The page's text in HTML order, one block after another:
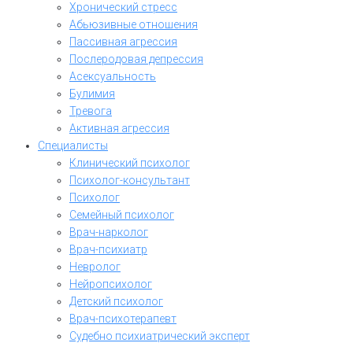
Хронический стресс
Абьюзивные отношения
Пассивная агрессия
Послеродовая депрессия
Асексуальность
Булимия
Тревога
Активная агрессия
Специалисты
Клинический психолог
Психолог-консультант
Психолог
Семейный психолог
Врач-нарколог
Врач-психиатр
Невролог
Нейропсихолог
Детский психолог
Врач-психотерапевт
Судебно психиатрический эксперт